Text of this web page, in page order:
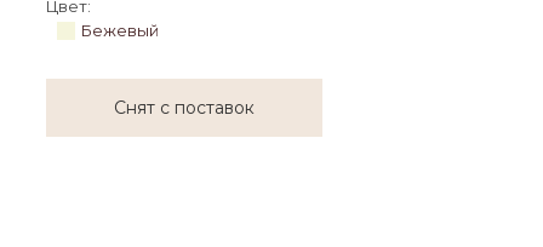
Цвет:
Бежевый
Снят с поставок